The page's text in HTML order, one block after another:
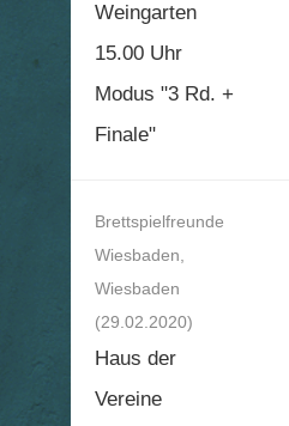
Weingarten
15.00 Uhr
Modus "3 Rd. +
Finale"
Brettspielfreunde
Wiesbaden,
Wiesbaden
(29.02.2020)
Haus der
Vereine